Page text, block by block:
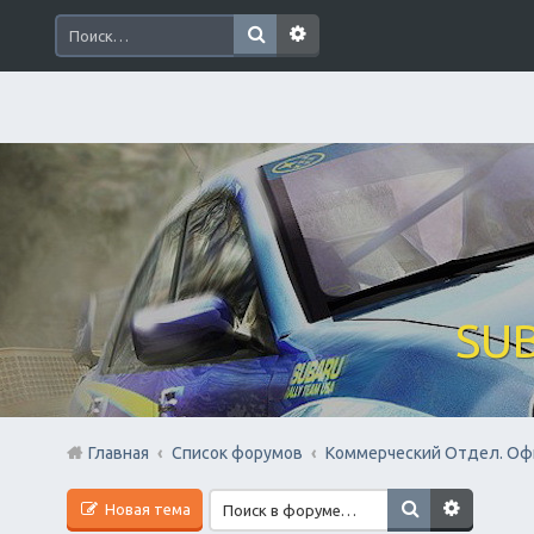
Главная Список форумов Коммерческий Отдел.
Новая тема